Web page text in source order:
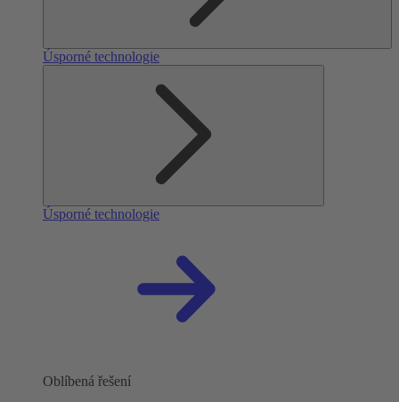
Úsporné technologie
Úsporné technologie
Oblíbená řešení